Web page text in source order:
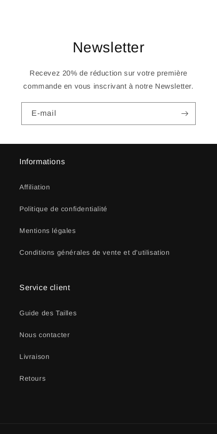
Newsletter
Recevez 20% de réduction sur votre première
commande en vous inscrivant à notre Newsletter.
E-mail
Informations
Affiliation
Politique de confidentialité
Mentions légales
Conditions générales de vente et d'utilisation
Service client
Guide des Tailles
Nous contacter
Livraison
Retours